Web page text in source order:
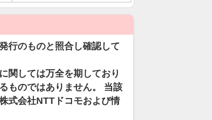
行のものと照合し確認して
関しては万全を期しており
ものではありません。 当該
式会社NTTドコモおよび情